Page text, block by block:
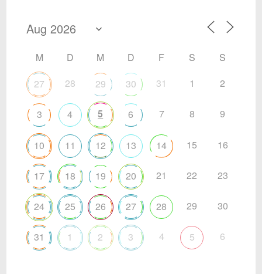
M D M D F S
S
27
28 29 30 31 1 2
3 4 5 6 7 8 9
10 11 12 13 14 15 16
17 18 19 20 21 22 23
24 25 26 27 28 29 30
31 1 2 3 4 5 6